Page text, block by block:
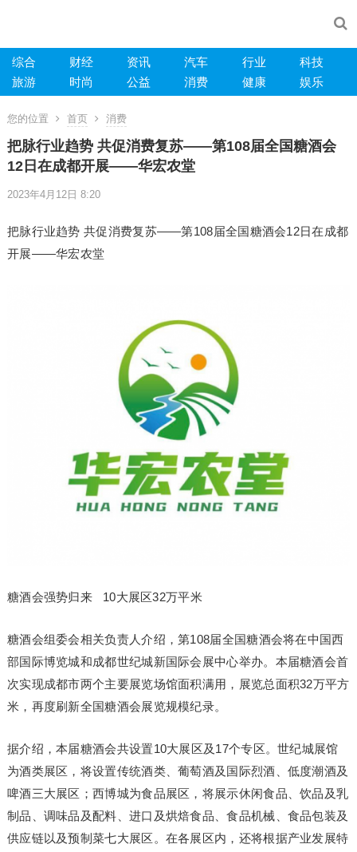
综合 财经 资讯 汽车 行业
科技
旅游
时尚 公益 消费 健康 娱乐
您的位置 首页 消费
把脉行业趋势 共促消费复苏——第108届全国糖酒会
12日在成都开展——华宏农堂
2023年4月12日 8:20
把脉行业趋势 共促消费复苏——第108届全国糖酒会12日在成都
开展——华宏农堂
糖酒会强势归来 10大展区32万平米
糖酒会组委会相关负责人介绍，第108届全国糖酒会将在中国西
部国际博览城和成都世纪城新国际会展中心举办。本届糖酒会首
次实现成都市两个主要展览场馆面积满用，展览总面积32万平方
米，再度刷新全国糖酒会展览规模纪录。
据介绍，本届糖酒会共设置10大展区及17个专区。世纪城展馆
为酒类展区，将设置传统酒类、葡萄酒及国际烈酒、低度潮酒及
啤酒三大展区；西博城为食品展区，将展示休闲食品、饮品及乳
制品、调味品及配料、进口及烘焙食品、食品机械、食品包装及
供应链以及预制菜七大展区。在各展区内，还将根据产业发展特